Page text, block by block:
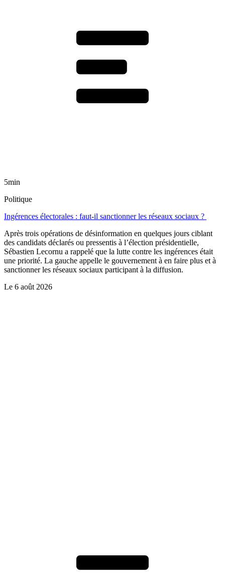
5min
Politique
Ingérences électorales : faut-il sanctionner les réseaux sociaux ?
Après trois opérations de désinformation en quelques jours ciblant
des candidats déclarés ou pressentis à l’élection présidentielle,
Sébastien Lecornu a rappelé que la lutte contre les ingérences était
une priorité. La gauche appelle le gouvernement à en faire plus et à
sanctionner les réseaux sociaux participant à la diffusion.
Le 6 août 2026